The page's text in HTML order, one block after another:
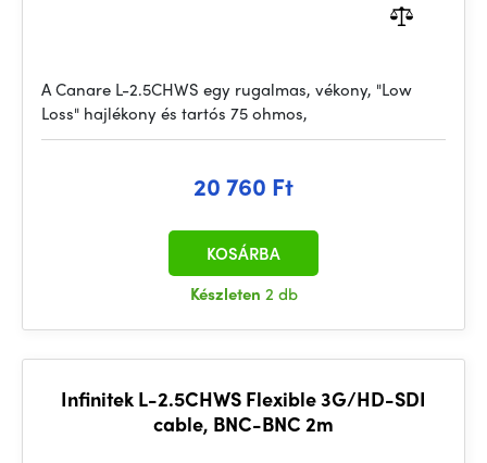
A Canare L-2.5CHWS egy rugalmas, vékony, "Low
Loss" hajlékony és tartós 75 ohmos,
20 760 Ft
Készleten 2 db
KOSÁRBA
Infinitek L-2.5CHWS Flexible 3G/HD-SDI
cable, BNC-BNC 2m